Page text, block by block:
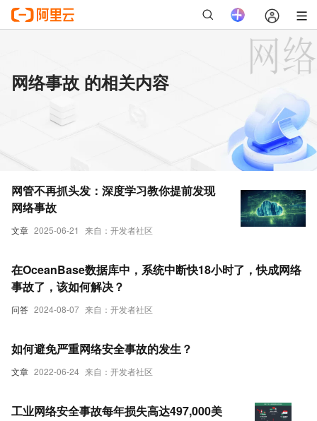
网络事故 的相关内容
文章 2025-06-21 来自：开发者社区
网管不再抓头发：深度学习教你提前发现
网络事故
问答 2024-08-07 来自：开发者社区
在OceanBase数据库中，系统中断快18小时了，快成网络
事故了，该如何解决？
文章 2022-06-24 来自：开发者社区
如何避免严重网络安全事故的发生？
工业网络安全事故每年损失高达497,000美